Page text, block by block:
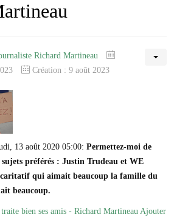
Richard Martineau
Création : 9 août 2023
13 août 2020 05:00: Permettez-moi de
préférés : Justin Trudeau et WE
qui aimait beaucoup la famille du
beaucoup.
bien ses amis - Richard Martineau Ajouter